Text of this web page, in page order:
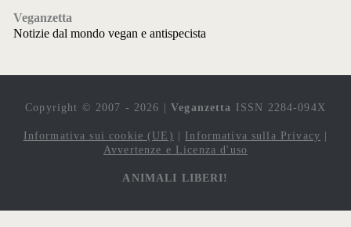
Veganzetta
Notizie dal mondo vegan e antispecista
Copyright © 2007 - 2026 |Veganzetta ISSN 2284-094X
Informativa sui cookie (UE) | Informativa sulla Privacy |
Avvertenze e Licenza d'uso
ANIMALI LIBERI!